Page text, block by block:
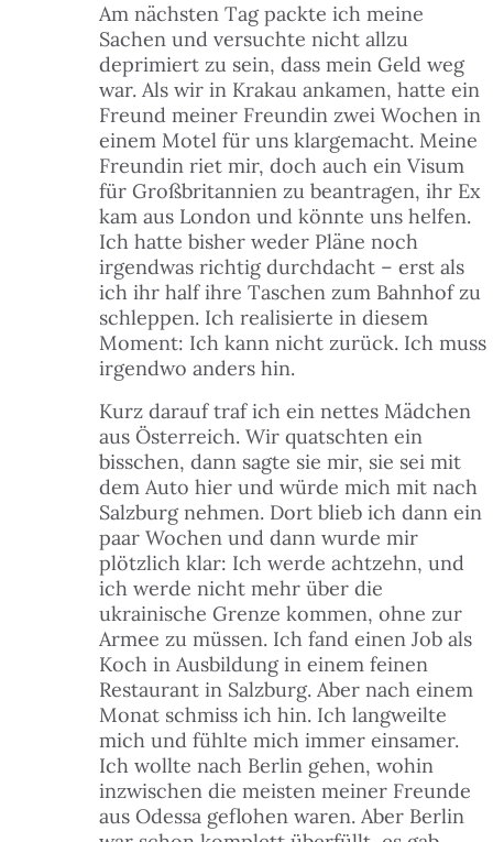
Am nächsten Tag packte ich meine
Sachen und versuchte nicht allzu
deprimiert zu sein, dass mein Geld weg
war. Als wir in Krakau ankamen, hatte ein
Freund meiner Freundin zwei Wochen in
einem Motel für uns klargemacht. Meine
Freundin riet mir, doch auch ein Visum
für Großbritannien zu beantragen, ihr Ex
kam aus London und könnte uns helfen.
Ich hatte bisher weder Pläne noch
irgendwas richtig durchdacht – erst als
ich ihr half ihre Taschen zum Bahnhof zu
schleppen. Ich realisierte in diesem
Moment: Ich kann nicht zurück. Ich muss
irgendwo anders hin.
Kurz darauf traf ich ein nettes Mädchen
aus Österreich. Wir quatschten ein
bisschen, dann sagte sie mir, sie sei mit
dem Auto hier und würde mich mit nach
Salzburg nehmen. Dort blieb ich dann ein
paar Wochen und dann wurde mir
plötzlich klar: Ich werde achtzehn, und
ich werde nicht mehr über die
ukrainische Grenze kommen, ohne zur
Armee zu müssen. Ich fand einen Job als
Koch in Ausbildung in einem feinen
Restaurant in Salzburg. Aber nach einem
Monat schmiss ich hin. Ich langweilte
mich und fühlte mich immer einsamer.
Ich wollte nach Berlin gehen, wohin
inzwischen die meisten meiner Freunde
aus Odessa geflohen waren. Aber Berlin